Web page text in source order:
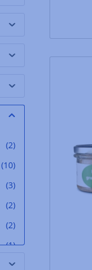
(2)
(10)
(3)
(2)
(2)
(1)